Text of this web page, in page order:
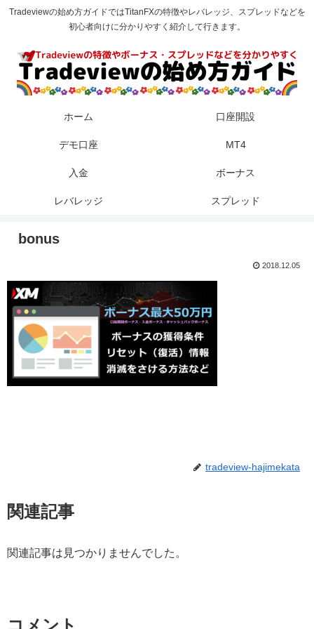
Tradeviewの始め方ガイドではTitanFXの特徴やレバレッジ、スプレッドなどを
初心者向けに分かりやすく紹介して行きます。
ホーム 口座開設
デモ口座 MT4
入金 ボーナス
レバレッジ スプレッド
bonus
2018.12.05
tradeview-hajimekata
関連記事
関連記事は見つかりませんでした。
コメント